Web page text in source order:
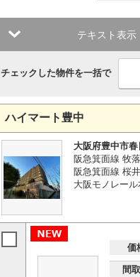
テキスト表示
チェックした物件を一括で
ハイマート豊中
大阪府豊中市春
阪急箕面線 牧
阪急箕面線 桜
大阪モノレー
価
間